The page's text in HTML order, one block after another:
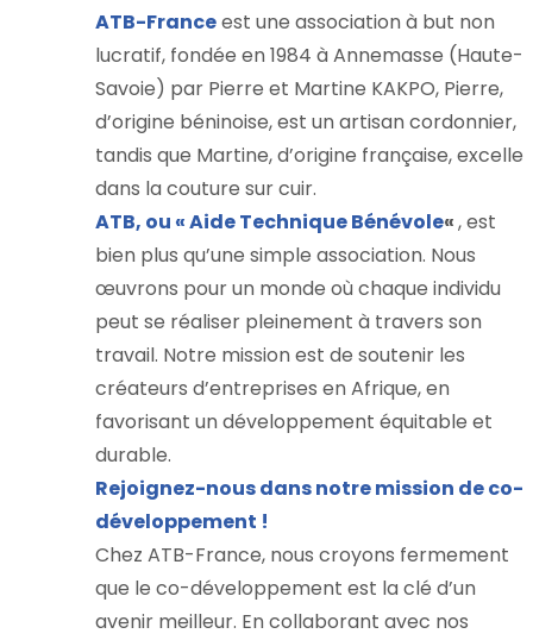
ATB-Franceest une association à but non
lucratif, fondée en 1984 à Annemasse (Haute-
Savoie) par Pierre et Martine KAKPO, Pierre,
d’origine béninoise, est un artisan cordonnier,
tandis que Martine, d’origine française, excelle
dans la couture sur cuir.
ATB, ou « Aide Technique Bénévole«, est
bien plus qu’une simple association. Nous
œuvrons pour un monde où chaque individu
peut se réaliser pleinement à travers son
travail. Notre mission est de soutenir les
créateurs d’entreprises en Afrique, en
favorisant un développement équitable et
durable.
Rejoignez-nous dans notre mission de co-
développement !
Chez ATB-France, nous croyons fermement
que le co-développement est la clé d’un
avenir meilleur. En collaborant avec nos